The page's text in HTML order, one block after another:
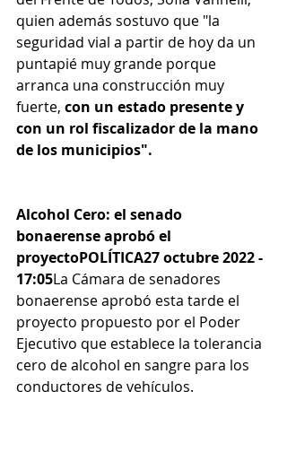
quien además sostuvo que "la
seguridad vial a partir de hoy da un
puntapié muy grande porque
arranca una construcción muy
fuerte, con un estado presente y
con un rol fiscalizador de la mano
de los municipios".
Alcohol Cero: el senado
bonaerense aprobó el
proyectoPOLÍTICA27 octubre 2022 -
17:05La Cámara de senadores
bonaerense aprobó esta tarde el
proyecto propuesto por el Poder
Ejecutivo que establece la tolerancia
cero de alcohol en sangre para los
conductores de vehículos.